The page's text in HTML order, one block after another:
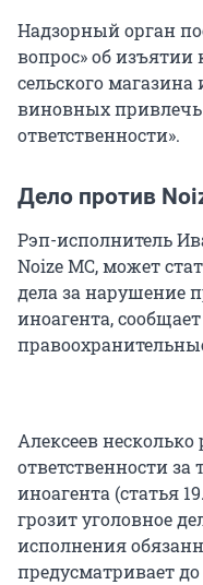
Надзорный орган
вопрос» об изъятии
сельского
виновных
ответственности».
Дело против
Рэп-исполнитель
Noize MC, может
дела за нарушение
иноагента,
Алексеев несколько
ответственности за
иноагента (статья
грозит уголовное
исполнения
предусматривает